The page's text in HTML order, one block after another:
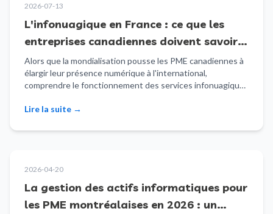
2026-07-13
L'infonuagique en France : ce que les
entreprises canadiennes doivent savoir
sur les solutions infonuagiques
françaises
Alors que la mondialisation pousse les PME canadiennes à
élargir leur présence numérique à l'international,
comprendre le fonctionnement des services infonuagiques
vous devez savoir sur le paysage infonuagique français et
Lire la suite →
2026-04-20
La gestion des actifs informatiques pour
les PME montréalaises en 2026 : un